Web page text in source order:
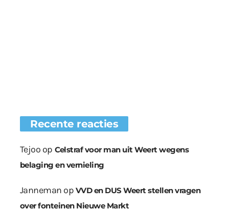
Recente reacties
Tejoo op Celstraf voor man uit Weert wegens
belaging en vernieling
Janneman op VVD en DUS Weert stellen vragen
over fonteinen Nieuwe Markt